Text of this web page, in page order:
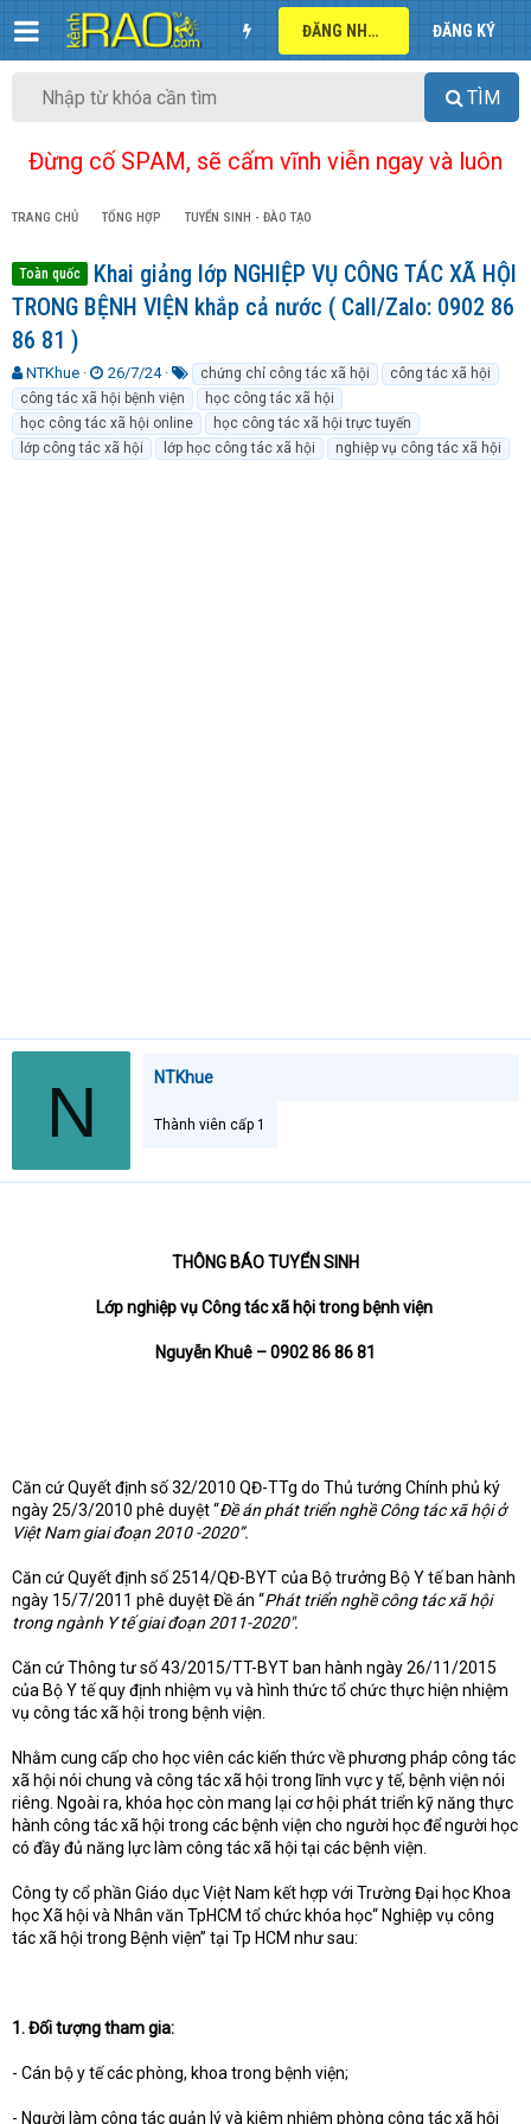
ĐĂNG NHẬP ĐĂNG KÝ
TÌM
Đừng cố SPAM, sẽ cấm vĩnh viễn ngay và luôn
TRANG CHỦ TỔNG HỢP TUYỂN SINH - ĐÀO TẠO
Toàn quốc
Khai giảng lớp NGHIỆP VỤ CÔNG TÁC XÃ HỘI
TRONG BỆNH VIỆN khắp cả nước ( Call/Zalo: 0902 86
86 81 )
T
h
r
e
a
NTKhue
N
g
à
y
g
26/7/24
ừ
k
h
ó
chứng chỉ công tác xã hội
công tác xã hội
công tác xã hội bệnh viện
học công tác xã hội
học công tác xã hội online
học công tác xã hội trực tuyến
lớp công tác xã hội
lớp học công tác xã hội nghiệp vụ công tác xã hội
N NTKhue
Thành viên cấp 1
THÔNG BÁO TUYỂN SINH
Lớp nghiệp vụ Công tác xã hội trong bệnh viện
Nguyễn Khuê – 0902 86 86 81
Căn cứ Quyết định số 32/2010 QĐ-TTg do Thủ tướng Chính phủ ký
ngày 25/3/2010 phê duyệt “Đề án phát triển nghề Công tác xã hội ở
Việt Nam giai đoạn 2010 -2020”.
Căn cứ Quyết định số 2514/QĐ-BYT của Bộ trưởng Bộ Y tế ban hành
ngày 15/7/2011 phê duyệt Đề án “Phát triển nghề công tác xã hội
trong ngành Y tế giai đoạn 2011-2020".
Căn cứ Thông tư số 43/2015/TT-BYT ban hành ngày 26/11/2015
của Bộ Y tế quy định nhiệm vụ và hình thức tổ chức thực hiện nhiệm
vụ công tác xã hội trong bệnh viện.
Nhằm cung cấp cho học viên các kiến thức về phương pháp công tác
xã hội nói chung và công tác xã hội trong lĩnh vực y tế, bệnh viện nói
riêng. Ngoài ra, khóa học còn mang lại cơ hội phát triển kỹ năng thực
hành công tác xã hội trong các bệnh viện cho người học để người học
có đầy đủ năng lực làm công tác xã hội tại các bệnh viện.
Công ty cổ phần Giáo dục Việt Nam kết hợp với Trường Đại học Khoa
học Xã hội và Nhân văn TpHCM tổ chức khóa học“ Nghiệp vụ công
tác xã hội trong Bệnh viện” tại Tp HCM như sau:
1. Đối tượng tham gia:
- Cán bộ y tế các phòng, khoa trong bệnh viện;
- Người làm công tác quản lý và kiêm nhiệm phòng công tác xã hội